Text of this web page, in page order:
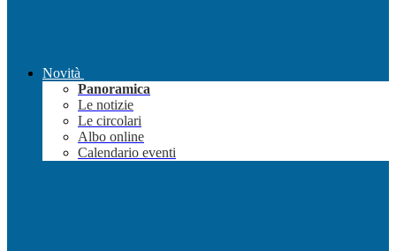
Novità
Panoramica
Le notizie
Le circolari
Albo online
Calendario eventi